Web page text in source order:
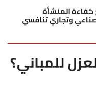
كفاءة المنشأة
وتجاري تنافسي
للمباني؟